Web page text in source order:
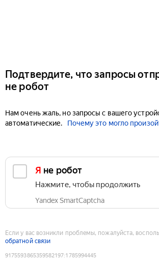
Подтвердите, что запросы
не робот
Нам очень жаль, но запросы с вашего
автоматические.
Почему это могло
Я не робот
Нажмите, чтобы продолжить
Yandex SmartCaptcha
Если у вас возникли проблемы, пожалуйста,
обратной связи
9175593865359582197:1785994445